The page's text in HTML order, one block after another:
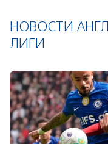
НОВОСТИ
ЛИГИ